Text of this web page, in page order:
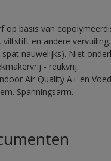
basis van
en andere
nauwelijks). Niet
- reukvrij.
Air Quality A+ en
Spanningsarm.